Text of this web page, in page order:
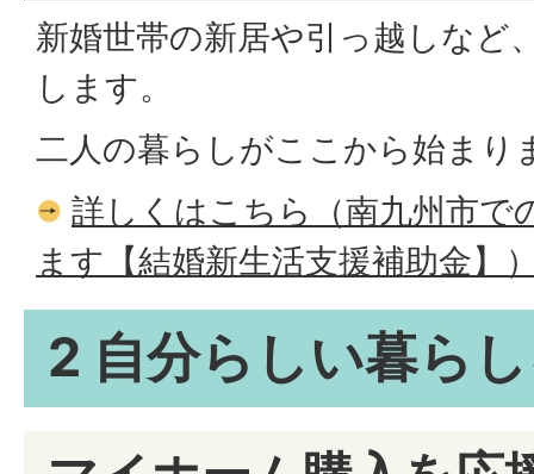
新婚世帯の新居や引っ越しなど
します。
二人の暮らしがここから始まり
詳しくはこちら（南九州市で
ます【結婚新生活支援補助金】
2 自分らしい暮ら